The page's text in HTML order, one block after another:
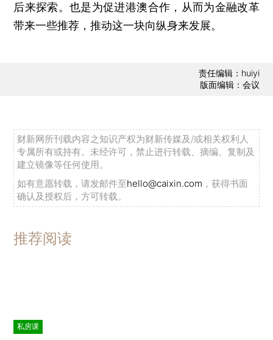
后来探索。也是为促进港澳合作，从而为金融改革
带来一些推荐，推动这一块向纵身来发展。
责任编辑：huiyi
版面编辑：会议
财新网所刊载内容之知识产权为财新传媒及/或相关权利人
专属所有或持有。未经许可，禁止进行转载、摘编、复制及
建立镜像等任何使用。
如有意愿转载，请发邮件至hello@caixin.com ，获得书面
确认及授权后，方可转载。
推荐阅读
私房课